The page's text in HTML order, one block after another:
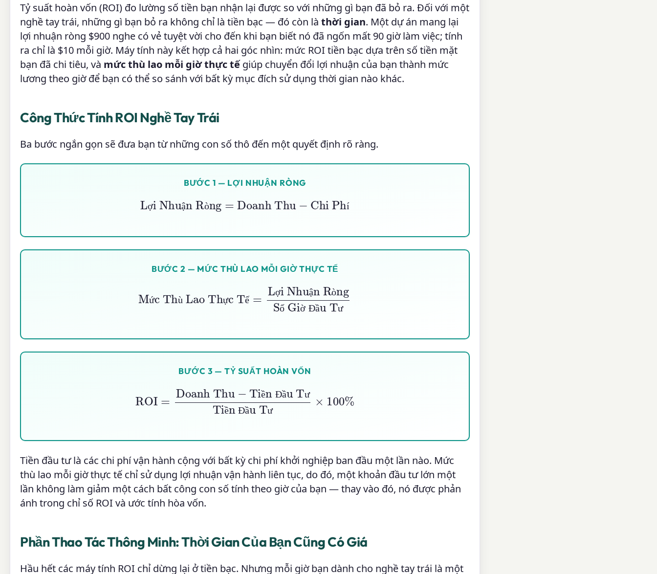
Tỷ suất hoàn vốn (ROI) đo lường số tiền bạn nhận lại được so với những gì bạn đã bỏ ra. Đối với một
nghề tay trái, những gì bạn bỏ ra không chỉ là tiền bạc — đó còn là thời gian. Một dự án mang lại
lợi nhuận ròng $900 nghe có vẻ tuyệt vời cho đến khi bạn biết nó đã ngốn mất 90 giờ làm việc; tính
ra chỉ là $10 mỗi giờ. Máy tính này kết hợp cả hai góc nhìn: mức ROI tiền bạc dựa trên số tiền mặt
bạn đã chi tiêu, và mức thù lao mỗi giờ thực tếgiúp chuyển đổi lợi nhuận của bạn thành mức
lương theo giờ để bạn có thể so sánh với bất kỳ mục đích sử dụng thời gian nào khác.
Công Thức Tính ROI Nghề Tay Trái
Ba bước ngắn gọn sẽ đưa bạn từ những con số thô đến một quyết định rõ ràng.
BƯỚC 1 — LỢI NHUẬN RÒNG
ợ ậ ò í
Lợi Nhuận Ròng=Doanh Thu Chi Phí
BƯỚC 2 — MỨC THÙ LAO MỖI GIỜ THỰC TẾ
ứ ù ự ế
ợ ậ ò
ố ờ Đ ầ ư
Lợi Nhuận RòngSố Giờ Đầu Tư
BƯỚC 3 — TỶ SUẤT HOÀN VỐN
ề Đ ầ ư
ề Đầ ư
Doanh Thu−Tiền Đầu Tư Tiền Đầu Tư
Tiền đầu tư là các chi phí vận hành cộng với bất kỳ chi phí khởi nghiệp ban đầu một lần nào. Mức
thù lao mỗi giờ thực tế chỉ sử dụng lợi nhuận vận hành liên tục, do đó, một khoản đầu tư lớn một
lần không làm giảm một cách bất công con số tính theo giờ của bạn — thay vào đó, nó được phản
ánh trong chỉ số ROI và ước tính hòa vốn.
Phần Thao Tác Thông Minh: Thời Gian Của Bạn Cũng Có Giá
Hầu hết các máy tính ROI chỉ dừng lại ở tiền bạc. Nhưng mỗi giờ bạn dành cho nghề tay trái là một